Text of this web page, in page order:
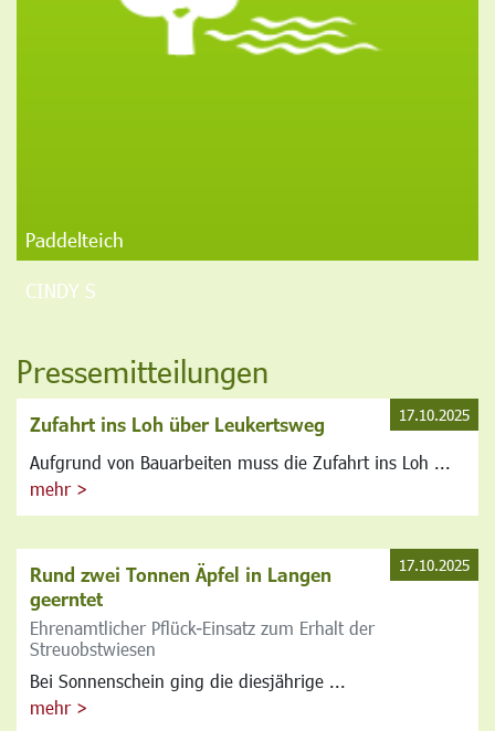
Paddelteich
CINDY S
Pressemitteilungen
Zufahrt ins Loh über Leukertsweg
Aufgrund von Bauarbeiten muss die Zufahrt ins Loh ...
mehr >
17.10.2025
Rund zwei Tonnen Äpfel in Langen
geerntet
Ehrenamtlicher Pflück-Einsatz zum Erhalt der
Streuobstwiesen
Bei Sonnenschein ging die diesjährige ...
mehr >
17.10.2025